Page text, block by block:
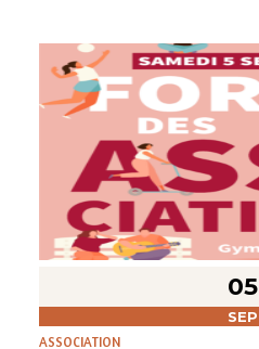
05
SEP
ASSOCIATION